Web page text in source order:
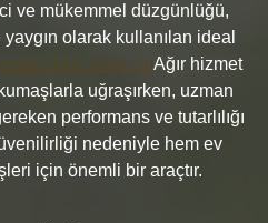
ve mükemmel düzgünlüğü,
olarak kullanılan ideal
dikiş ipliği çinAğır hizmet
uğraşırken, uzman
performans ve tutarlılığı
nedeniyle hem ev
için önemli bir araçtır.